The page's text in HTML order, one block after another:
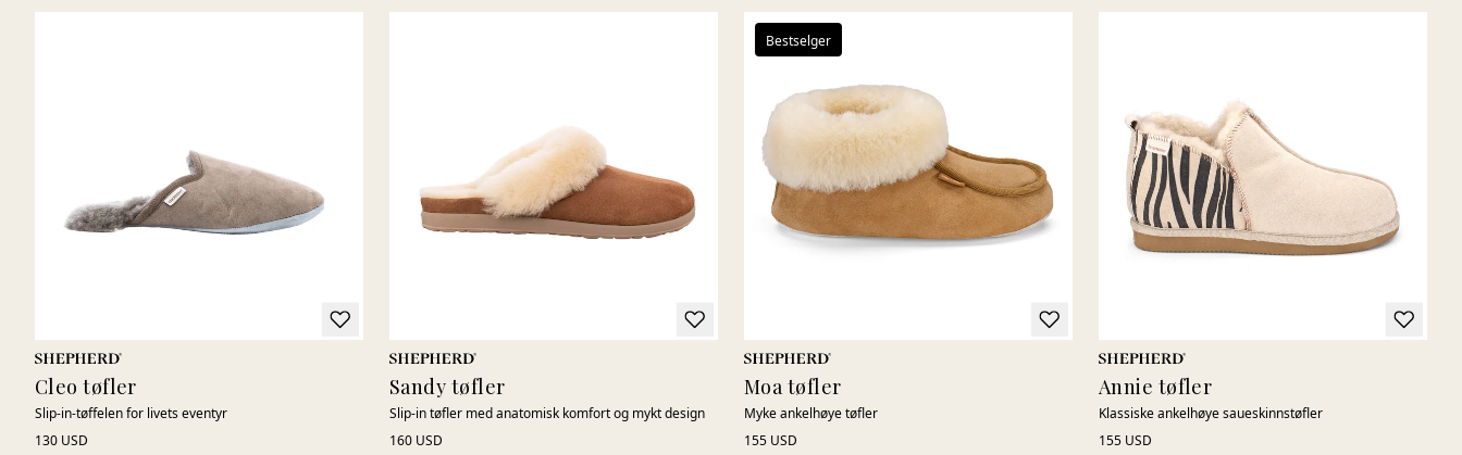
Cleo tøfler
Slip-in-tøffelen for livets eventyr
130 USD
Sandy tøfler
Slip-in tøfler med anatomisk komfort og mykt design
160 USD
Bestselger
Moa tøfler
Myke ankelhøye tøfler
155 USD
Annie tøfler
Klassiske ankelhøye saueskinnstøfler
155 USD